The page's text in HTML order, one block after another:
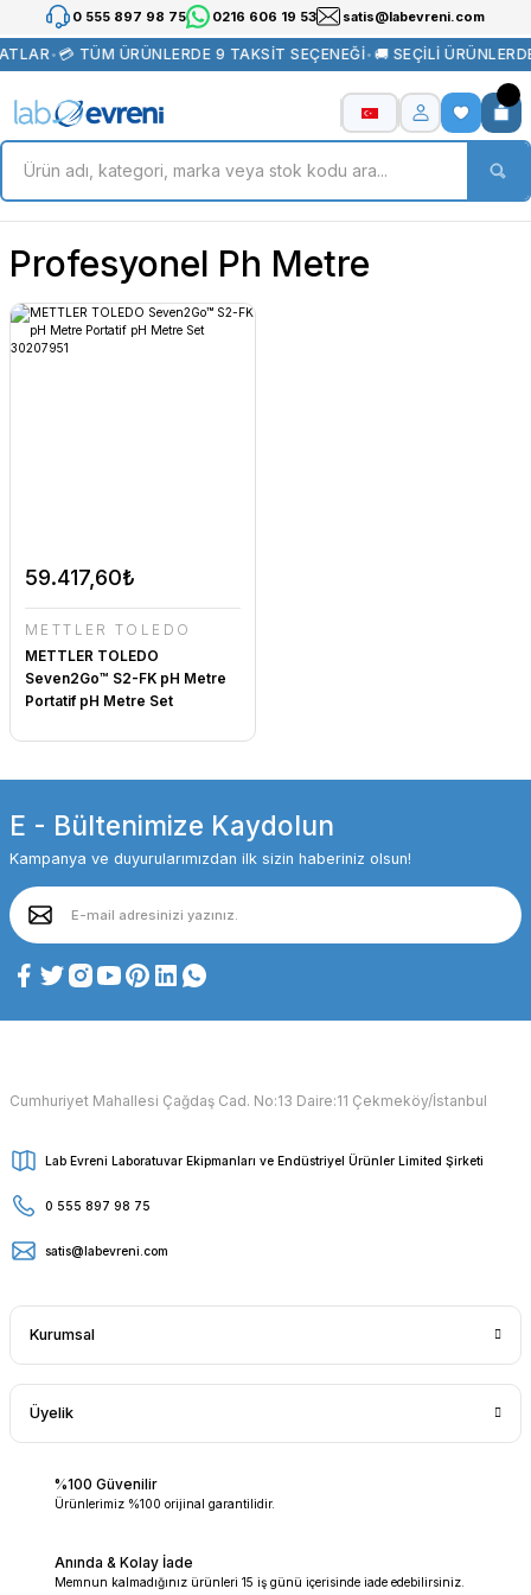
0 555 897 98 75 0216 606 19 53 satis@labevreni.com
•💳 TÜM ÜRÜNLERDE 9 TAKSİT SEÇENEĞİ•🚚 SEÇİLİ
Profesyonel Ph Metre
59.417,60₺
METTLER TOLEDO
METTLER TOLEDO
Seven2Go™ S2-FK pH Metre
Portatif pH Metre Set
E - Bültenimize Kaydolun
Kampanya ve duyurularımızdan ilk sizin haberiniz olsun!
Cumhuriyet Mahallesi Çağdaş Cad. No:13 Daire:11 Çekmeköy/İstanbul
Lab Evreni Laboratuvar Ekipmanları ve Endüstriyel Ürünler Limited Şirketi
0 555 897 98 75
satis@labevreni.com
Kurumsal
Üyelik
%100 Güvenilir
Ürünlerimiz %100 orijinal garantilidir.
Anında & Kolay İade
Memnun kalmadığınız ürünleri 15 iş günü içerisinde iade edebilirsiniz.